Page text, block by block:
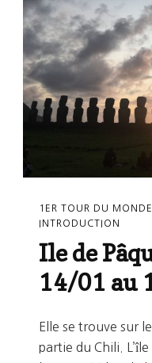
1ER TOUR DU MONDE
INTRODUCTION
Ile de
14/01 au
Elle se trouve sur
partie du Chili.